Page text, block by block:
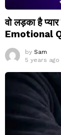
वो लड़का है
Emotional
by Sam
5 years ago